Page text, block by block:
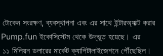
ব্যবস্থাপনা এবং এর সাথে ইন্টারঅ্যাক্ট করার
Pump.fun ইকোসিস্টেম থেকে উদ্ভূত হয়েছে। এর
ডলারের মার্কেট ক্যাপিটালাইজেশনে পৌঁছেছিল।